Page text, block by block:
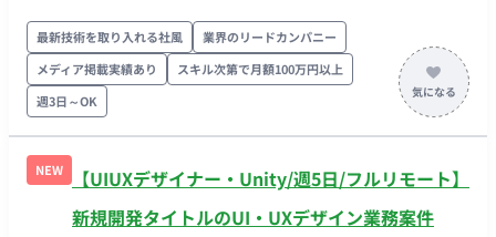
な振る舞いの実現に貢献していただきます。 【次世代ヒューマ
ノイドのハードウェア制御・駆動設計】 人間のような滑らかで
自然な動作を実現するための機構・駆動系を緻密にコントロー
ルするシステム・ロジックの設計、および表情を再現する顔面
駆動ユニットの制御（ファームウェア・組み込みシステム）の
精密設計を行います。 【Physical AI システムの統合とデータ通
信制御】 AI・アバター操作システムから送られるデータと、ア
ンドロイドの物理動作をリアルタイム変換・同期させる通信制
最新技術を取り入れる社風
業界のリードカンパニー
メディア掲載実績あり
スキル次第で月額100万円以上
週3日～OK
NEW
【UIUXデザイナー・Unity/週5日/フルリモート】
新規開発タイトルのUI・UXデザイン業務案件